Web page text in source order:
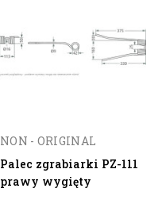
NON - ORIGINAL
Palec zgrabiarki PZ-111
prawy wygięty